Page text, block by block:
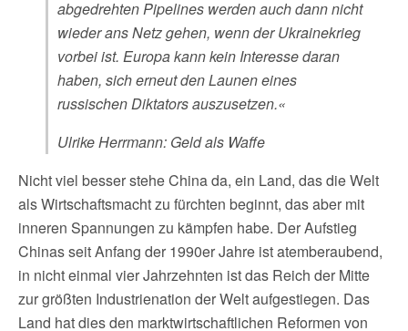
abgedrehten Pipelines werden auch dann nicht
wieder ans Netz gehen, wenn der Ukrainekrieg
vorbei ist. Europa kann kein Interesse daran
haben, sich erneut den Launen eines
russischen Diktators auszusetzen.«
Ulrike Herrmann: Geld als Waffe
Nicht viel besser stehe China da, ein Land, das die Welt
als Wirtschaftsmacht zu fürchten beginnt, das aber mit
inneren Spannungen zu kämpfen habe. Der Aufstieg
Chinas seit Anfang der 1990er Jahre ist atemberaubend,
in nicht einmal vier Jahrzehnten ist das Reich der Mitte
zur größten Industrienation der Welt aufgestiegen. Das
Land hat dies den marktwirtschaftlichen Reformen von